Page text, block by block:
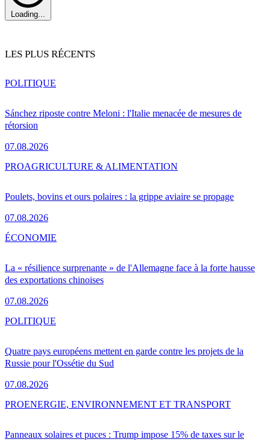
Loading...
LES PLUS RÉCENTS
Sánchez riposte contre Meloni : l'Italie menacée de mesures de
rétorsion
07.08.2026
POLITIQUE
Poulets, bovins et ours polaires : la grippe aviaire se propage
07.08.2026
PROAGRICULTURE & ALIMENTATION
La « résilience surprenante » de l'Allemagne face à la forte hausse
des exportations chinoises
07.08.2026
ÉCONOMIE
Quatre pays européens mettent en garde contre les projets de la
Russie pour l'Ossétie du Sud
07.08.2026
POLITIQUE
Panneaux solaires et puces : Trump impose 15% de taxes sur le
PROENERGIE, ENVIRONNEMENT ET TRANSPORT